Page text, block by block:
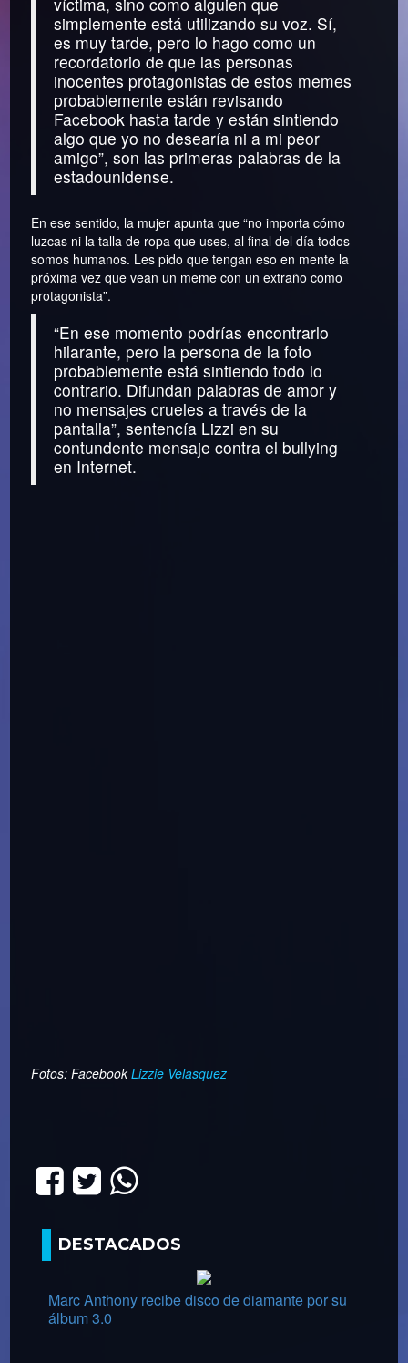
simplemente está utilizando su voz. Sí,
es muy tarde, pero lo hago como un
recordatorio de que las personas
inocentes protagonistas de estos memes
probablemente están revisando
Facebook hasta tarde y están sintiendo
algo que yo no desearía ni a mi peor
amigo”, son las primeras palabras de la
estadounidense.
En ese sentido, la mujer apunta que “no importa cómo
luzcas ni la talla de ropa que uses, al final del día todos
somos humanos. Les pido que tengan eso en mente la
próxima vez que vean un meme con un extraño como
protagonista”.
“En ese momento podrías encontrarlo
hilarante, pero la persona de la foto
probablemente está sintiendo todo lo
contrario. Difundan palabras de amor y
no mensajes crueles a través de la
pantalla”, sentencía Lizzi en su
contundente mensaje contra el bullying
en Internet.
Fotos: FacebookLizzie Velasquez
DESTACADOS
Marc Anthony recibe disco de diamante por su
álbum 3.0